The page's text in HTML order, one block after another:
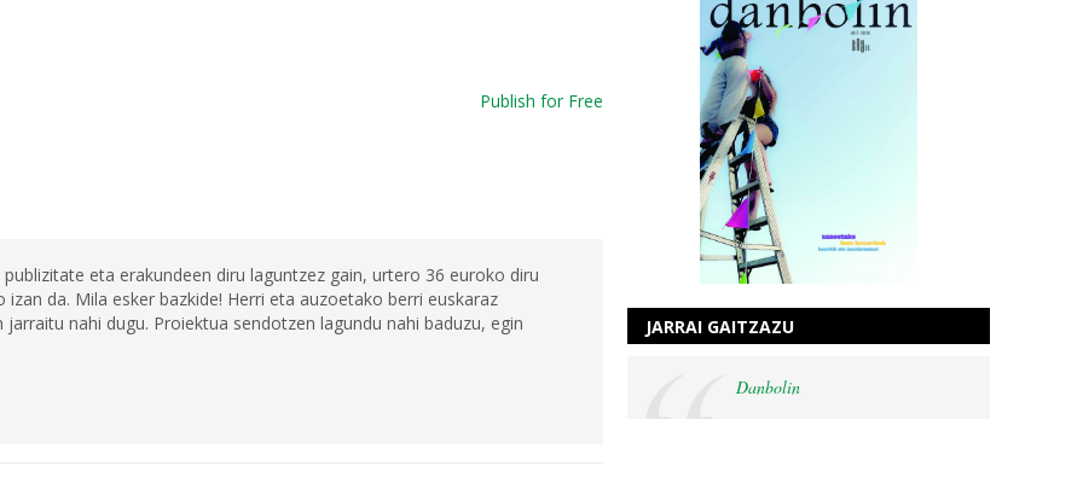
Publish for Free
eta erakundeen diru laguntzez gain, urtero 36 euroko diru
da. Mila esker bazkide! Herri eta auzoetako berri euskaraz
nahi dugu. Proiektua sendotzen lagundu nahi baduzu, egin
JARRAI GAITZAZU
Danbolin